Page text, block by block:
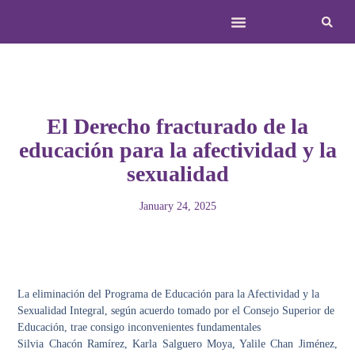
El Derecho fracturado de la
educación para la afectividad y la
sexualidad
January 24, 2025
La eliminación del Programa de Educación para la Afectividad y la
Sexualidad Integral, según acuerdo tomado por el Consejo Superior de
Educación, trae consigo inconvenientes fundamentales
Silvia Chacón Ramírez, Karla Salguero Moya, Yalile Chan Jiménez,